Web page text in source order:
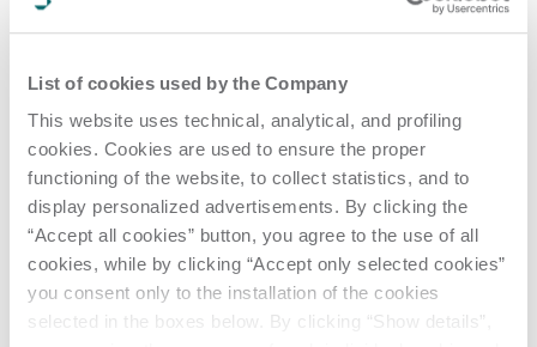
List of cookies used by the Company
This website uses technical, analytical, and profiling
cookies. Cookies are used to ensure the proper
functioning of the website, to collect statistics, and to
display personalized advertisements. By clicking the
“Accept all cookies” button, you agree to the use of all
cookies, while by clicking “Accept only selected cookies”
you consent only to the installation of the cookies
selected in the boxes below. By clicking “Show details”,
informations sur un
produit
souhaitez obtenir plus d'informations ?
Remplissez le formulaire de demande et nous
vous contacterons dans les plus brefs délais
Demandez des informations sur un produit